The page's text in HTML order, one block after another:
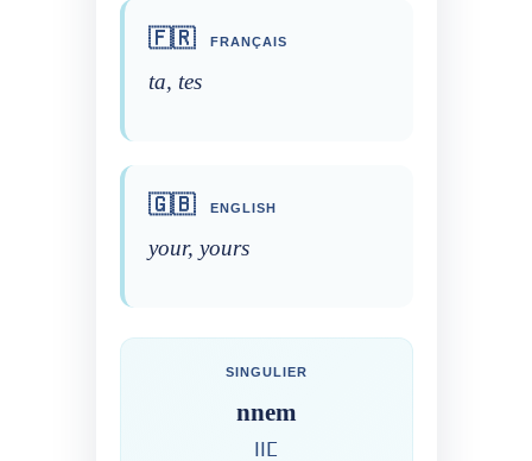
🇫🇷 FRANÇAIS
ta, tes
🇬🇧 ENGLISH
your, yours
SINGULIER
nnem
ⵏⵏⵎ